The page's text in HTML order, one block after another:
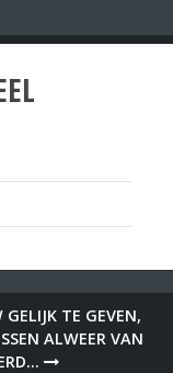
TE GEVEN,
ALWEER VAN